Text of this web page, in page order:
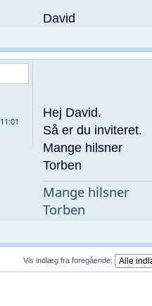
David
Hej David.
Så er du inviteret.
Mange hilsner
Torben
Mange hilsner
Torben
Vis indlæg fra foregående: